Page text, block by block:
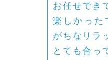
お任せでき
楽しかった
がちなリラ
とても合っ